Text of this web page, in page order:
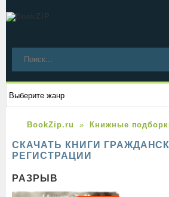
BookZip.ru Книжные
СКАЧАТЬ КНИГИ
РЕГИСТРАЦИИ
РАЗРЫВ